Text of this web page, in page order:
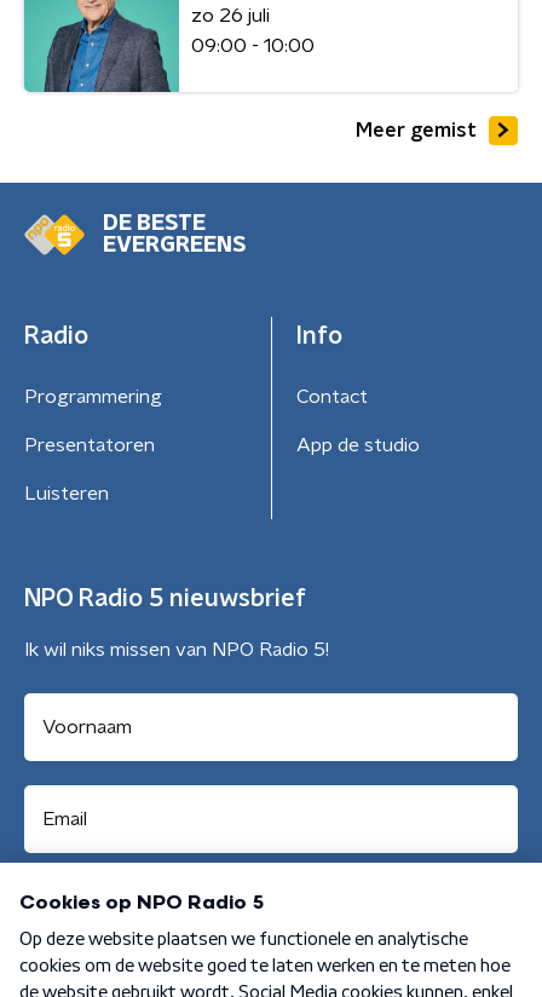
zo 26 juli
09:00 - 10:00
Meer gemist
DE BESTE
EVERGREENS
Radio
Programmering
Presentatoren
Luisteren
Info
Contact
App de studio
NPO Radio 5 nieuwsbrief
Ik wil niks missen van NPO Radio 5!
Aanmelden